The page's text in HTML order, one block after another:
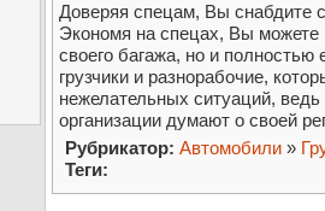
Доверяя спецам, Вы снабдите
Экономя на спецах, Вы можете
своего багажа, но и
грузчики и разнорабочие,
нежелательных ситуаций, ведь
организации думают о своей
Рубрикатор: Автомобили »
Теги: